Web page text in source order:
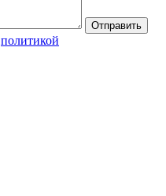
политикой